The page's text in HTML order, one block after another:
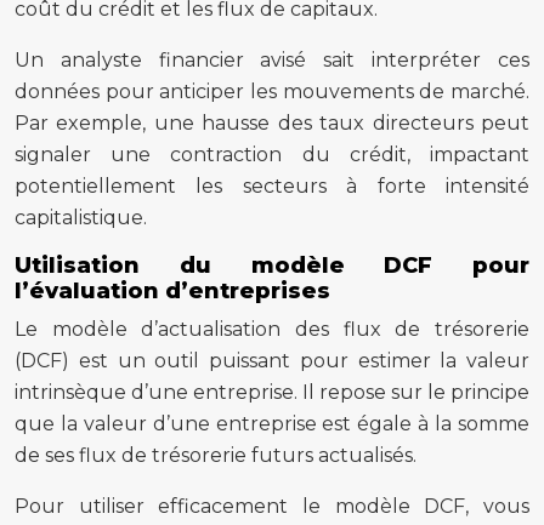
coût du crédit et les flux de capitaux.
Un analyste financier avisé sait interpréter ces
données pour anticiper les mouvements de marché.
Par exemple, une hausse des taux directeurs peut
signaler une contraction du crédit, impactant
potentiellement les secteurs à forte intensité
capitalistique.
Utilisation du modèle DCF pour
l’évaluation d’entreprises
Le modèle d’actualisation des flux de trésorerie
(DCF) est un outil puissant pour estimer la valeur
intrinsèque d’une entreprise. Il repose sur le principe
que la valeur d’une entreprise est égale à la somme
de ses flux de trésorerie futurs actualisés.
Pour utiliser efficacement le modèle DCF, vous